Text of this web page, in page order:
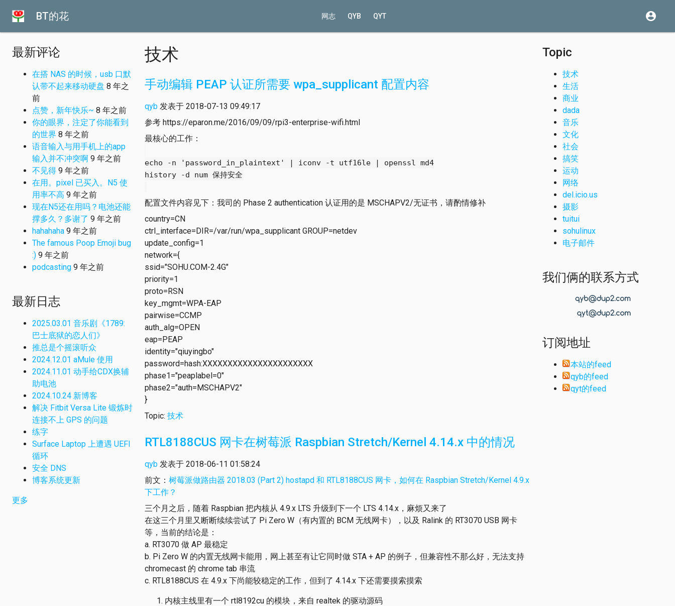
BT的花 网志 QYB QYT account_circle
技术
手动编辑 PEAP 认证所需要 wpa_supplicant 配置内容
qyb 发表于 2018-07-13 09:49:17
参考 https://eparon.me/2016/09/09/rpi3-enterprise-wifi.html
最核心的工作：
echo -n 'password_in_plaintext' | iconv -t utf16le | openssl md4
history -d num 保持安全
配置文件内容见下：我司的 Phase 2 authentication 认证用的是 MSCHAPV2/无证书，请酌情修补
country=CN
ctrl_interface=DIR=/var/run/wpa_supplicant GROUP=netdev
update_config=1
network={
ssid="SOHU.COM-2.4G"
priority=1
proto=RSN
key_mgmt=WPA-EAP
pairwise=CCMP
auth_alg=OPEN
eap=PEAP
identity="qiuyingbo"
password=hash:XXXXXXXXXXXXXXXXXXXXXX
phase1="peaplabel=0"
phase2="auth=MSCHAPV2"
}
Topic: 技术
RTL8188CUS 网卡在树莓派 Raspbian Stretch/Kernel 4.14.x 中的情况
qyb 发表于 2018-06-11 01:58:24
前文： 树莓派做路由器 2018.03 (Part 2) hostapd 和 RTL8188CUS 网卡，如何在 Raspbian Stretch/Kernel 4.9.x
下工作？
三个月之后，随着 Raspbian 把内核从 4.9.x LTS 升级到下一个 LTS 4.14.x，麻烦又来了
在这三个月里又断断续续尝试了 Pi Zero W（有内置的 BCM 无线网卡），以及 Ralink 的 RT3070 USB 网卡
等，当前的结论是：
a. RT3070 做 AP 最稳定
b. Pi Zero W 的内置无线网卡能用，网上甚至有让它同时做 STA + AP 的例子，但兼容性不那么好，无法支持
chromecast 的 chrome tab 串流
c. RTL8188CUS 在 4.9.x 下尚能较稳定的工作，但到了 4.14.x 下还需要摸索摸索
内核主线里有一个 rtl8192cu 的模块，来自 realtek 的驱动源码
最新评论
在搭 NAS 的时候，usb 口默
认带不起来移动硬盘 8 年之
前
点赞，新年快乐~ 8 年之前
你的眼界，注定了你能看到
的世界 8 年之前
语音输入与用手机上的app
输入并不冲突啊 9 年之前
不见得 9 年之前
在用。pixel 已买入。N5 使
用率不高 9 年之前
现在N5还在用吗？电池还能
撑多久？多谢了 9 年之前
hahahaha 9 年之前
The famous Poop Emoji bug
:) 9 年之前
podcasting 9 年之前
最新日志
2025.03.01 音乐剧《1789:
巴士底狱的恋人们》
推总是个摇滚听众
2024.12.01 aMule 使用
2024.11.01 动手给CDX换辅
助电池
2024.10.24 新博客
解决 Fitbit Versa Lite 锻炼时
连接不上 GPS 的问题
练字
Surface Laptop 上遭遇 UEFI
循环
安全 DNS
博客系统更新
更多
Topic
技术
生活
商业
dada
音乐
文化
社会
搞笑
运动
网络
del.icio.us
摄影
tuitui
sohulinux
电子邮件
我们俩的联系方式
订阅地址
本站的feed
qyb的feed
qyt的feed